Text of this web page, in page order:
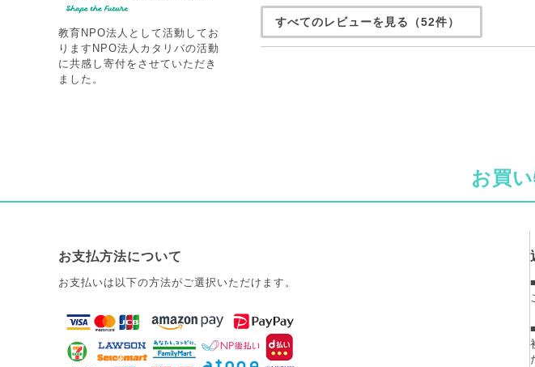
すべてのレビューを見る（52件）
教育NPO法人として活動してお
りますNPO法人カタリバの活動
に共感し寄付をさせていただき
ました。
お買
お支払方法について
お支払いは以下の方法がご選択いただけます。